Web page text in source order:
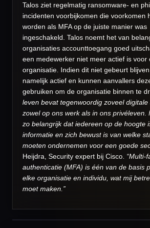
Talos ziet regelmatig ransomware- en
incidenten voorbijkomen die voorkomen
worden als MFA op de juiste manier was
ingeschakeld. Talos noemt het van
organisaties accounttoegang goed
een medewerker niet meer actief is voor
organisatie. Indien dit niet gebeurt
namelijk actief en kunnen aanvallers
gebruiken om de organisatie binnen te
leven bevat tegenwoordig zoveel digitale
zowel op ons werk als in ons privéleven.
zo belangrijk dat iedereen op de hoogte
informatie en zich bewust is van welke
moeten ondernemen voor een goede
Heijdra, Security expert bij Cisco. “Multi-
authenticatie (MFA) is één van de basis
elke organisatie en individu, wat mij
moet maken.”